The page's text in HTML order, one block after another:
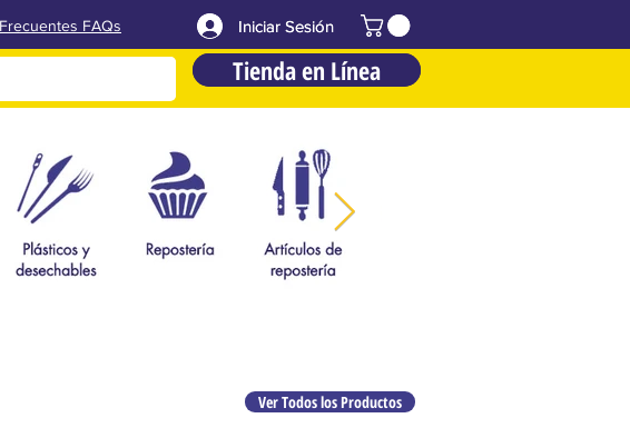
FAQs Iniciar Sesión
Tienda en Línea
Tienda en Línea
Iniciar Sesión
Ver Todos los Productos